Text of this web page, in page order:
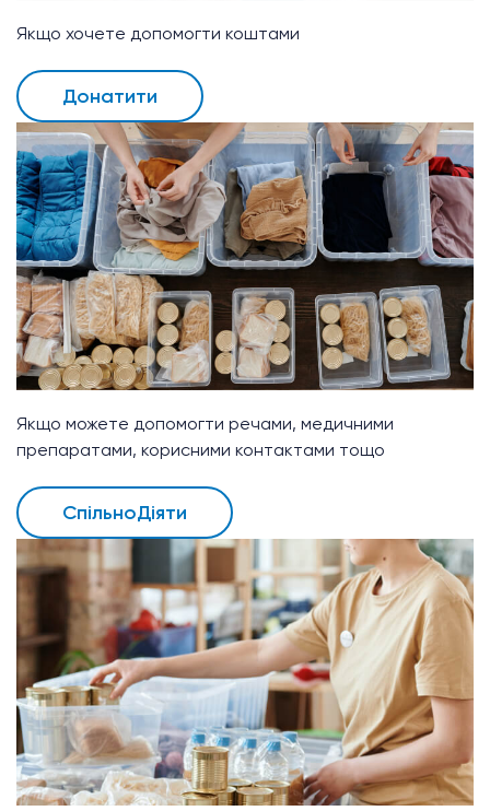
Якщо хочете допомогти коштами
Донатити
Якщо можете допомогти речами, медичними
препаратами, корисними контактами тощо
СпільноДіяти